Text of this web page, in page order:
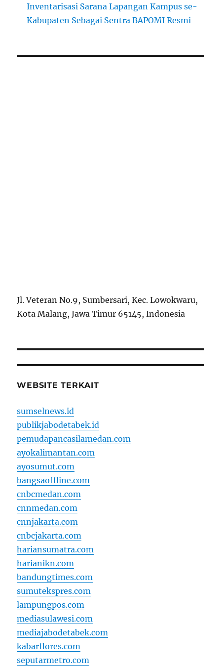
Inventarisasi Sarana Lapangan Kampus se-
Kabupaten Sebagai Sentra BAPOMI Resmi
Jl. Veteran No.9, Sumbersari, Kec. Lowokwaru,
Kota Malang, Jawa Timur 65145, Indonesia
WEBSITE TERKAIT
sumselnews.id
publikjabodetabek.id
pemudapancasilamedan.com
ayokalimantan.com
ayosumut.com
bangsaoffline.com
cnbcmedan.com
cnnmedan.com
cnnjakarta.com
cnbcjakarta.com
hariansumatra.com
harianikn.com
bandungtimes.com
sumutekspres.com
lampungpos.com
mediasulawesi.com
mediajabodetabek.com
kabarflores.com
seputarmetro.com